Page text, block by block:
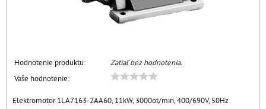
Hodnotenie produktu:
Zatiaľ bez hodnotenia.
Vaše hodnotenie:
Elektromotor 1LA7163-2AA60, 11kW, 3000ot/min, 400/690V, 50Hz